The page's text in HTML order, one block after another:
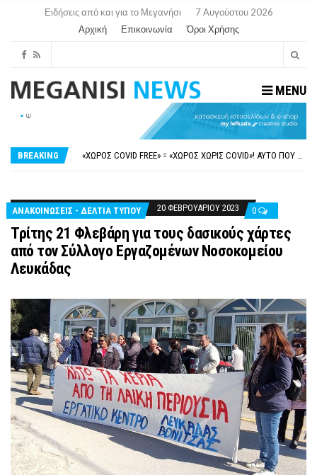
Ειδήσεις από και για το Μεγανήσι
7 Αυγούστου 2026
Αρχική
Επικοινωνία Όροι Χρήσης
MENU
BREAKING
ΝΥΔΡΊ:ΠΙΆΣΤΗΚΑΝ ΣΤΟ ΞΎΛΟ ΟΙ ΙΔΙΟΚΤΉΤΕΣ ΤΟΥΡΙΣΤΙΚΏΝ ΣΚΑΦΏΝ.
«ΧΏΡΟΣ COVID FREE» = «ΧΏΡΟΣ ΧΩΡΊΣ COVID»! ΑΥΤΌ ΠΟΥ ΚΑΝΕΊΣ ΔΕΝ ΈΧΕΙ ΤΟΛΜΉΣΕΙ ΝΑ ΡΩΤΉΣΕΙ
ΠΕΡΊ ΑΝΑΣΤΟΛΉΣ ΝΗΠΙΑΓΩΓΕΊΩΝ ΣΤΗ ΛΕΥΚΆΔΑ
ΑΝΑΚΟΙΝΩΣΕΙΣ - ΔΕΛΤΙΑ ΤΥΠΟΥ
20 ΦΕΒΡΟΥΑΡΊΟΥ 2023 0
Τρίτης 21 Φλεβάρη για τους δασικούς χάρτες
από τον Σύλλογο Εργαζομένων Νοσοκομείου
Λευκάδας